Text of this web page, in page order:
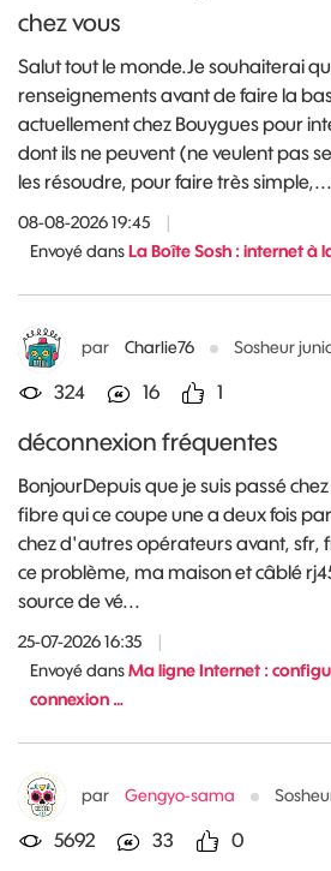
chez vous
Salut tout le monde.Je souhaiterai
renseignements avant de faire la
actuellement chez Bouygues pour
dont ils ne peuvent (ne veulent pas
les résoudre, pour faire très simple,...
08-08-2026 19:45
|
Envoyé dansLa Boîte Sosh : internet à
déconnexion fréquentes
BonjourDepuis que je suis passé
fibre qui ce coupe une a deux fois
chez d'autres opérateurs avant, sfr,
ce problème, ma maison et câblé
source de vé...
25-07-2026 16:35
|
Envoyé dansMa ligne Internet :
connexion …
par Charlie76 Sosheur
324 16 1
par Gengyo-sama
5692 33 0